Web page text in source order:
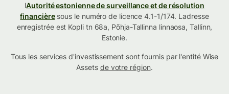
lAutorité estonienne de surveillance et de résolution
financièresous le numéro de licence 4.1-1/174. Ladresse
enregistrée est Kopli tn 68a, Põhja-Tallinna linnaosa, Tallinn,
Estonie.
Tous les services d'investissement sont fournis par l'entité Wise
Assets de votre région.